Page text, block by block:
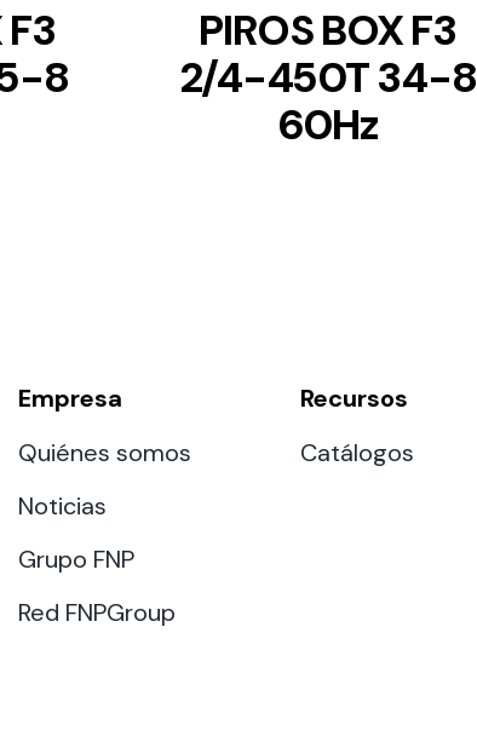
F3
8
PIROS BOX F3
2/4-450T 34-8
60Hz
Empresa
Quiénes somos
Noticias
Grupo FNP
Red FNPGroup
Recursos
Catálogos